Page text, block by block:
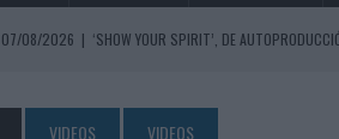
07/08/2026 | ‘SHOW YOUR SPIRIT’, DE
VIDEOS VIDEOS